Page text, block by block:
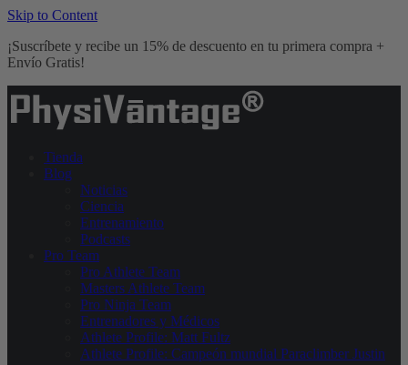
Skip to Content
¡Suscríbete y recibe un 15% de descuento en tu primera compra +
Envío Gratis!
Tienda
Blog
Noticias
Ciencia
Entrenamiento
Podcasts
Pro Team
Pro Athlete Team
Masters Athlete Team
Pro Ninja Team
Entrenadores y Médicos
Athlete Profile: Matt Fultz
Athlete Profile: Campeón mundial Paraclimber Justin